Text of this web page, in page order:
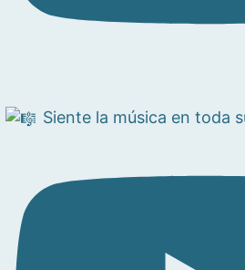
Siente la música en toda